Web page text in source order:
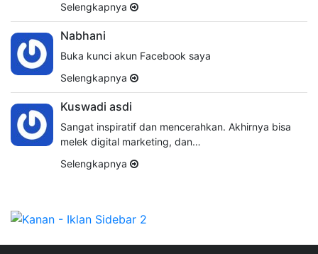
Selengkapnya
Nabhani
Buka kunci akun Facebook saya
Selengkapnya
Kuswadi asdi
Sangat inspiratif dan mencerahkan. Akhirnya bisa
melek digital marketing, dan…
Selengkapnya